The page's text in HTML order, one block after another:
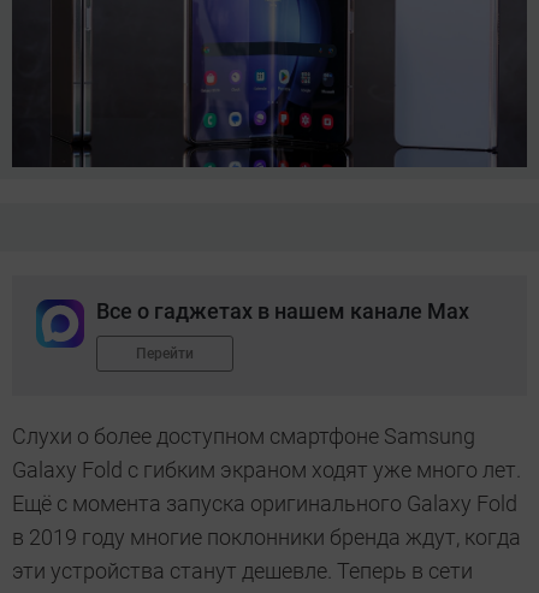
Все о гаджетах в нашем канале Max
Перейти
Слухи о более доступном смартфоне Samsung
Galaxy Fold с гибким экраном ходят уже много лет.
Ещё с момента запуска оригинального Galaxy Fold
в 2019 году многие поклонники бренда ждут, когда
эти устройства станут дешевле. Теперь в сети